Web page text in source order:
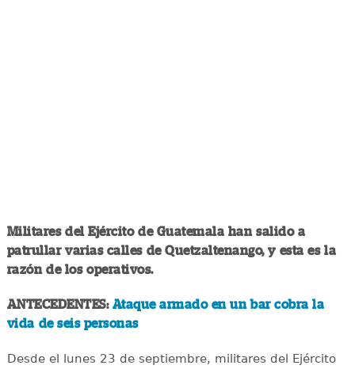
Militares del Ejército de Guatemala han salido a
patrullar varias calles de Quetzaltenango, y esta es la
razón de los operativos.
ANTECEDENTES: Ataque armado en un bar cobra la
vida de seis personas
Desde el lunes 23 de septiembre, militares del Ejército